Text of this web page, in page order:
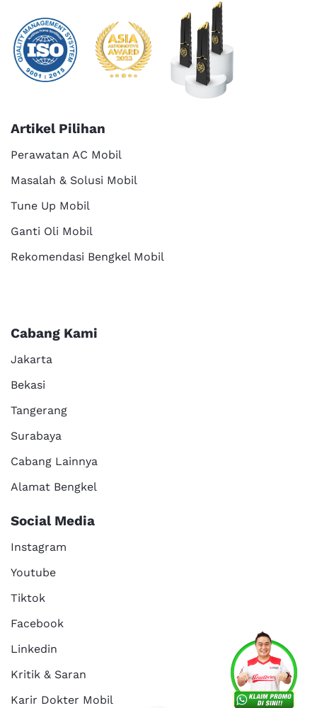
Services About Us
Kritik dan Reservasi Career
Artikel Pilihan
Perawatan AC Mobil
Masalah & Solusi Mobil
Tune Up Mobil
Ganti Oli Mobil
Rekomendasi Bengkel Mobil
Cabang Kami
Jakarta
Bekasi
Tangerang
Surabaya
Cabang Lainnya
Alamat Bengkel
Social Media
Instagram
Youtube
Tiktok
Facebook
Linkedin
Kritik & Saran
Karir Dokter Mobil